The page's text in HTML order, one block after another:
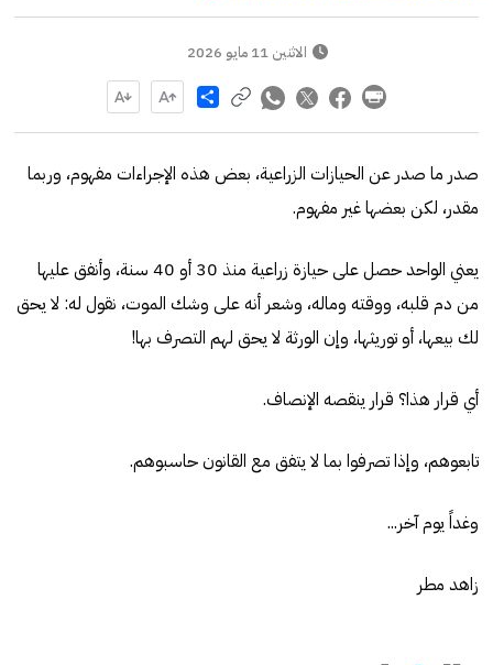
الاثنين 11 مايو 2026
Share
صدر ما صدر عن الحيازات الزراعية، بعض هذه الإجراءات مفهوم، وربما
مقدر، لكن بعضها غير مفهوم.
يعني الواحد حصل على حيازة زراعية منذ 30 أو 40 سنة، وأنفق عليها
من دم قلبه، ووقته وماله، وشعر أنه على وشك الموت، نقول له: لا يحق
لك بيعها، أو توريثها، وإن الورثة لا يحق لهم التصرف بها!
أي قرار هذا؟ قرار ينقصه الإنصاف.
تابعوهم، وإذا تصرفوا بما لا يتفق مع القانون حاسبوهم.
وغداً يوم آخر...
زاهد مطر